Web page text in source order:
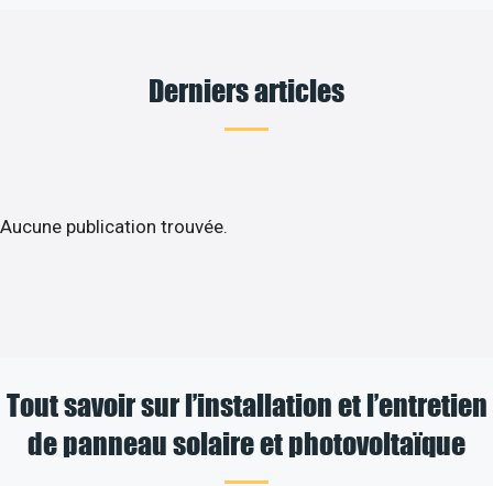
Derniers articles
Aucune publication trouvée.
Tout savoir sur l’installation et l’entretien
de panneau solaire et photovoltaïque